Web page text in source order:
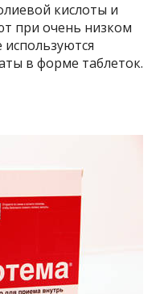
кислоты и
при очень низком
в форме таблеток.